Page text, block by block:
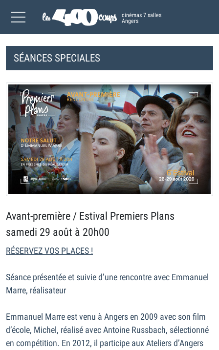
cinémas 7 salles
Angers
SÉANCES SPECIALES
Avant-première / Estival Premiers Plans
samedi 29 août à 20h00
RÉSERVEZ VOS PLACES !
Séance présentée et suivie d’une rencontre avec Emmanuel
Marre, réalisateur
Emmanuel Marre est venu à Angers en 2009 avec son film
d’école, Michel, réalisé avec Antoine Russbach, sélectionné
en compétition. En 2012, il participe aux Ateliers d’Angers